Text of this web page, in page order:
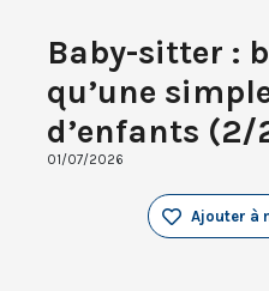
Baby-sitter :
qu’une
d’enfants (2/
01/07/2026
Ajouter à